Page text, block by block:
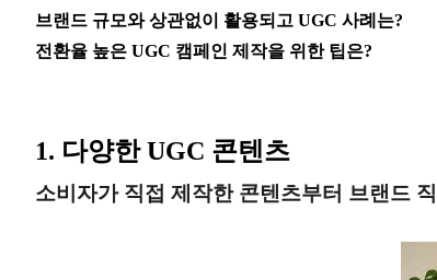
브랜드 규모와 상관없이 활용되고 UGC 사례는?
전환율 높은 UGC 캠페인 제작을 위한 팁은?
1. 다양한 UGC 콘텐츠
소비자가 직접 제작한 콘텐츠부터 브랜드